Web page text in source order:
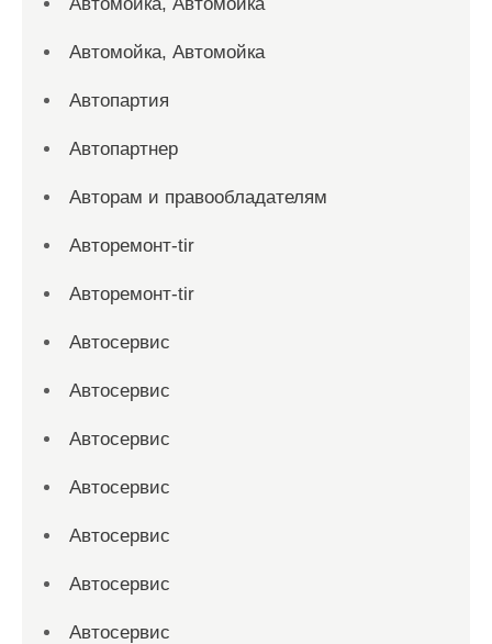
Автомойка, Автомойка
Автопартия
Автопартнер
Авторам и правообладателям
Авторемонт-tir
Авторемонт-tir
Автосервис
Автосервис
Автосервис
Автосервис
Автосервис
Автосервис
Автосервис